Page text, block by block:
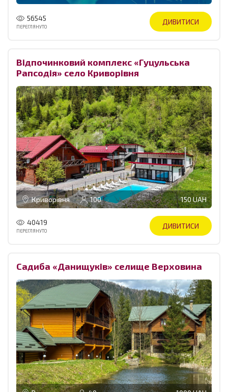
56545
ПЕРЕГЛЯНУТО
ДИВИТИСИ
Відпочинковий комплекс «Гуцульська
Рапсодія» село Криворівня
Криворівня 100 150 UAH
40419
ПЕРЕГЛЯНУТО
ДИВИТИСИ
Садиба «Данищуків» селище Верховина